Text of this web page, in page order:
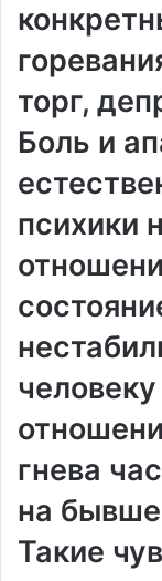
торг,
Боль и
психики
гнева
на
Такие